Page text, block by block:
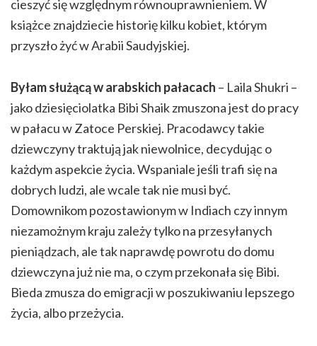
cieszyć się względnym równouprawnieniem. W
książce znajdziecie historię kilku kobiet, którym
przyszło żyć w Arabii Saudyjskiej.
Byłam służącą w arabskich pałacach – Laila Shukri –
jako dziesięciolatka Bibi Shaik zmuszona jest do pracy
w pałacu w Zatoce Perskiej. Pracodawcy takie
dziewczyny traktują jak niewolnice, decydując o
każdym aspekcie życia. Wspaniale jeśli trafi się na
dobrych ludzi, ale wcale tak nie musi być.
Domownikom pozostawionym w Indiach czy innym
niezamożnym kraju zależy tylko na przesyłanych
pieniądzach, ale tak naprawdę powrotu do domu
dziewczyna już nie ma, o czym przekonała się Bibi.
Bieda zmusza do emigracji w poszukiwaniu lepszego
życia, albo przeżycia.